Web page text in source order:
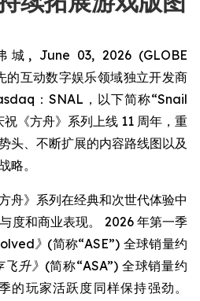
, June 03, 2026 (GLOBE
的互动数字娱乐领域独立开发商
：SNAL，以下简称“Snail
《方舟》系列上线 11 周年，重
头、不断扩展的内容路线图以及
略。
舟》系列在经典和次世代体验中
度和商业表现。 2026 年第一季
》 (简称“ASE”) 全球销量约
飞升》 (简称“ASA”) 全球销量约
的玩家活跃度同样保持强劲。